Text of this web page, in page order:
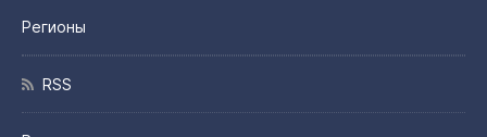
Регионы
RSS